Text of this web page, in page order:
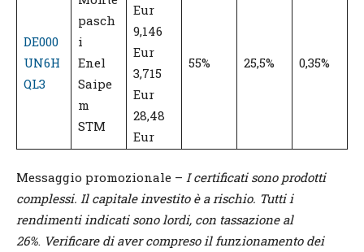
DE000
UN6H
QL3
pasch
i
Enel
Saipe
m
STM
Eur
9,146
Eur
3,715
Eur
28,48
Eur
55% 25,5% 0,35%
Messaggio promozionale – I certificati sono prodotti
complessi. Il capitale investito è a rischio. Tutti i
rendimenti indicati sono lordi, con tassazione al
26%. Verificare di aver compreso il funzionamento dei